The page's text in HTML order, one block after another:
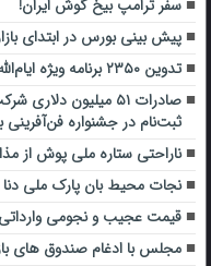
سفر ترامپ بیخ گوش ایران!
پیش بینی بورس در ابتدای بازار شنبه
تدوین ۲۳۵۰ برنامه ویژه ایام‌الله دهه فجر بوشهر
صادرات ۵۱ میلیون
ثبت‌نام در جشنواره فن‌آفرینی
ناراحتی ستاره ملی پوش از
نجات محیط بان پارک ملی دنا
قیمت عجیب و نجومی
مجلس با ادغام صندوق‌ های